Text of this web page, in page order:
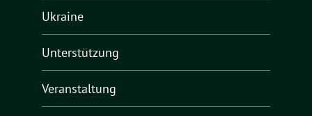
Ukraine
Unterstützung
Veranstaltung